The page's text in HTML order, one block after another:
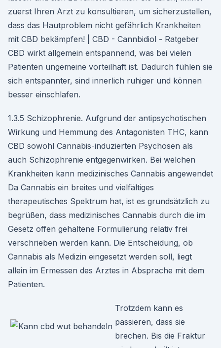
zuerst Ihren Arzt zu konsultieren, um sicherzustellen,
dass das Hautproblem nicht gefährlich Krankheiten
mit CBD bekämpfen! | CBD - Cannbidiol - Ratgeber
CBD wirkt allgemein entspannend, was bei vielen
Patienten ungemeine vorteilhaft ist. Dadurch fühlen sie
sich entspannter, sind innerlich ruhiger und können
besser einschlafen.
1.3.5 Schizophrenie. Aufgrund der antipsychotischen
Wirkung und Hemmung des Antagonisten THC, kann
CBD sowohl Cannabis-induzierten Psychosen als
auch Schizophrenie entgegenwirken. Bei welchen
Krankheiten kann medizinisches Cannabis angewendet
Da Cannabis ein breites und vielfältiges
therapeutisches Spektrum hat, ist es grundsätzlich zu
begrüßen, dass medizinisches Cannabis durch die im
Gesetz offen gehaltene Formulierung relativ frei
verschrieben werden kann. Die Entscheidung, ob
Cannabis als Medizin eingesetzt werden soll, liegt
allein im Ermessen des Arztes in Absprache mit dem
Patienten.
Trotzdem kann es
passieren, dass sie
brechen. Bis die Fraktur